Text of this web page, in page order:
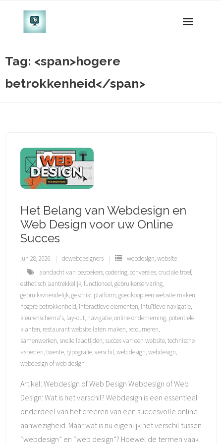
Tag: <span>hogere
betrokkenheid</span>
Het Belang van Webdesign en
Web Design voor uw Online
Succes
jun 28, 2026 dewebdesigners webdesign,website
aandacht van bezoekers,codering,conversies,cruciale troef,
esthetisch aantrekkelijk,functioneel,gebruikerservaring,
gebruiksvriendelijk,geschikt platform,goedkoop een website maken,
hogere betrokkenheid, interactieve elementen, intuïtieve navigatie,
kleurenschema's, lay-out, navigatie,online onderneming, potentiële
klanten, restaurant website laten maken, retourneren,
samenwerken, snelle laadtijden, succes van een website,technische
aspecten,twente,typografie,verschil,web design,webdesign,
webdesign of web design
Artikel: Webdesign of Web Design Webdesign of Web
Design: Wat is het verschil? Webdesign is een essentieel
onderdeel van het creëren van een succesvolle online
aanwezigheid. Maar wat is nu eigenlijk het verschil tussen
“webdesign” en “web design”? Hoewel de termen vaak